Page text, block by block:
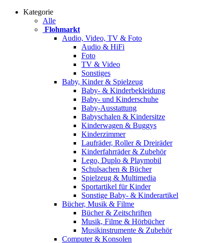
Kategorie
Alle
Flohmarkt
Audio, Video, TV & Foto
Audio & HiFi
Foto
TV & Video
Sonstiges
Baby, Kinder & Spielzeug
Baby- & Kinderbekleidung
Baby- und Kinderschuhe
Baby-Ausstattung
Babyschalen & Kindersitze
Kinderwagen & Buggys
Kinderzimmer
Laufräder, Roller & Dreiräder
Kinderfahrräder & Zubehör
Lego, Duplo & Playmobil
Schulsachen & Bücher
Spielzeug & Multimedia
Sportartikel für Kinder
Sonstige Baby- & Kinderartikel
Bücher, Musik & Filme
Bücher & Zeitschriften
Musik, Filme & Hörbücher
Musikinstrumente & Zubehör
Computer & Konsolen